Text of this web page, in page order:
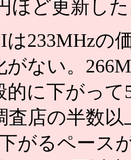
ほど更新し
233MHzの
がない。
的に下がっ
査店の半数
がるペース